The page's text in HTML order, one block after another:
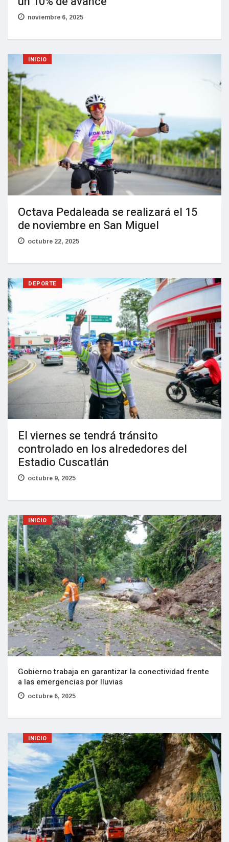
noviembre 6, 2025
INICIO
Octava Pedaleada se realizará el 15
de noviembre en San Miguel
octubre 22, 2025
DEPORTE
El viernes se tendrá tránsito
controlado en los alrededores del
Estadio Cuscatlán
octubre 9, 2025
INICIO
Gobierno trabaja en garantizar la conectividad frente
a las emergencias por lluvias
octubre 6, 2025
INICIO